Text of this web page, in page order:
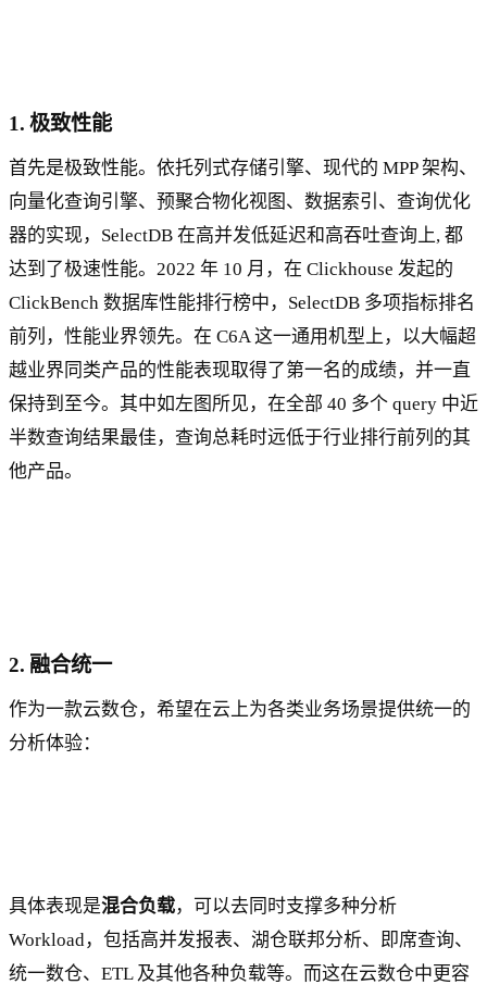
1. 极致性能
首先是极致性能。依托列式存储引擎、现代的 MPP 架构、
向量化查询引擎、预聚合物化视图、数据索引、查询优化
器的实现，SelectDB 在高并发低延迟和高吞吐查询上, 都
达到了极速性能。2022 年 10 月，在 Clickhouse 发起的
ClickBench 数据库性能排行榜中，SelectDB 多项指标排名
前列，性能业界领先。在 C6A 这一通用机型上，以大幅超
越业界同类产品的性能表现取得了第一名的成绩，并一直
保持到至今。其中如左图所见，在全部 40 多个 query 中近
半数查询结果最佳，查询总耗时远低于行业排行前列的其
他产品。
2. 融合统一
作为一款云数仓，希望在云上为各类业务场景提供统一的
分析体验：
具体表现是混合负载，可以去同时支撑多种分析
Workload，包括高并发报表、湖仓联邦分析、即席查询、
统一数仓、ETL 及其他各种负载等。而这在云数仓中更容